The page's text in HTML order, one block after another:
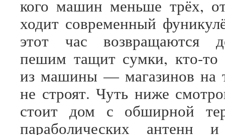
кого машин меньше трёх,
ходит современный
этот час возвращаются
пешим тащит сумки, кто-то
из машины — магазинов на
не строят. Чуть ниже
стоит дом с обширной
параболических антенн и